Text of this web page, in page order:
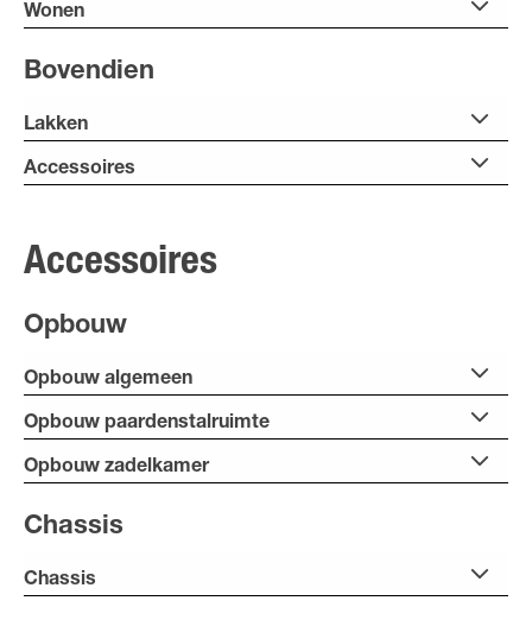
Wonen
Bovendien
Lakken
Accessoires
Accessoires
Opbouw
Opbouw algemeen
Opbouw paardenstalruimte
Opbouw zadelkamer
Chassis
Chassis